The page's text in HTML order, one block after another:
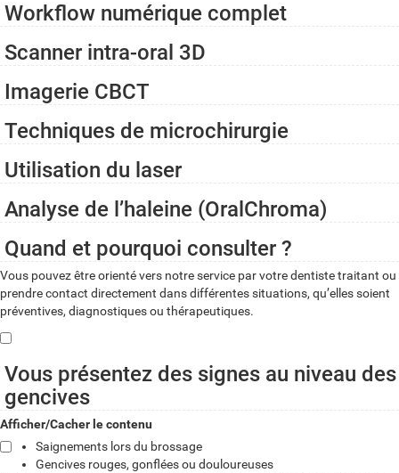
Workflow numérique complet
Scanner intra-oral 3D
Imagerie CBCT
Techniques de microchirurgie
Utilisation du laser
Analyse de l’haleine (OralChroma)
Quand et pourquoi consulter ?
Vous pouvez être orienté vers notre service par votre dentiste traitant ou
prendre contact directement dans différentes situations, qu’elles soient
préventives, diagnostiques ou thérapeutiques.
Vous présentez des signes au niveau des
gencives
Afficher/Cacher le contenu
Saignements lors du brossage
Gencives rouges, gonflées ou douloureuses